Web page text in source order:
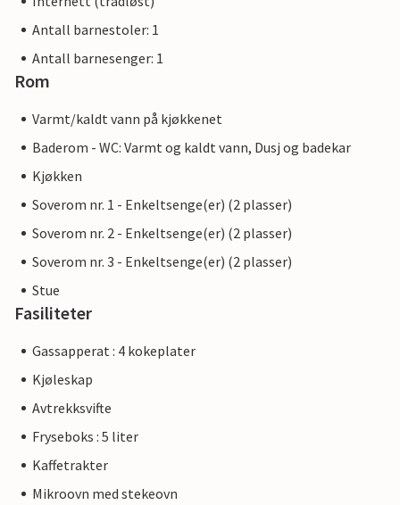
Antall barnestoler: 1
Antall barnesenger: 1
Rom
Varmt/kaldt vann på kjøkkenet
Baderom - WC: Varmt og kaldt vann, Dusj og badekar
Kjøkken
Soverom nr. 1 - Enkeltsenge(er) (2 plasser)
Soverom nr. 2 - Enkeltsenge(er) (2 plasser)
Soverom nr. 3 - Enkeltsenge(er) (2 plasser)
Stue
Fasiliteter
Gassapperat : 4 kokeplater
Kjøleskap
Avtrekksvifte
Fryseboks : 5 liter
Kaffetrakter
Mikroovn med stekeovn